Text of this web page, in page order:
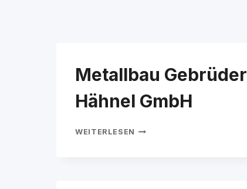
Metallbau Gebrüder
Hähnel GmbH
WEITERLESEN METALLBAU